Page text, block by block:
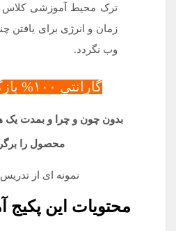
ترک محیط آموزشی کلاس
زمان و انرژی برای یافتن
وب نگردد.
گارانتی ۱۰۰% بازگشت وجه:
بدون چون و چرا و بمدت یک
محصول را
نمونه ای از
محتویات این